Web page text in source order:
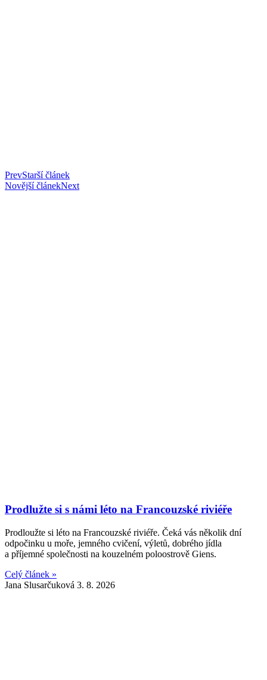
PrevStarší článek
Novější článekNext
Prodlužte si s námi léto na Francouzské riviéře
Prodloužte si léto na Francouzské riviéře. Čeká vás několik dní
odpočinku u moře, jemného cvičení, výletů, dobrého jídla
a příjemné společnosti na kouzelném poloostrově Giens.
Celý článek »
Jana Slusarčuková 3. 8. 2026